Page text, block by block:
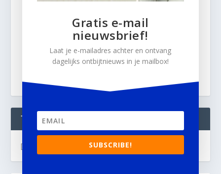
TWEETS
[custom-twitter-feeds]
Gratis e-mail
nieuwsbrief!
Laat je e-mailadres achter en ontvang
dagelijks ontbijtnieuws in je mailbox!
SUBSCRIBE!